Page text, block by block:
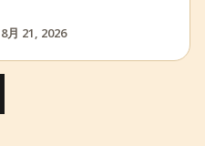
月 21, 2026